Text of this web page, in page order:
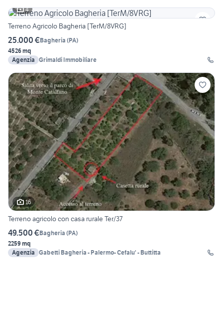
4
Terreno Agricolo Bagheria [TerM/8VRG]
25.000 €Bagheria (PA)
4526 mq
Agenzia Grimaldi Immobiliare
16
Terreno agricolo con casa rurale Ter/37
49.500 €Bagheria (PA)
2259 mq
Agenzia Gabetti Bagheria - Palermo- Cefalu' - Buttitta